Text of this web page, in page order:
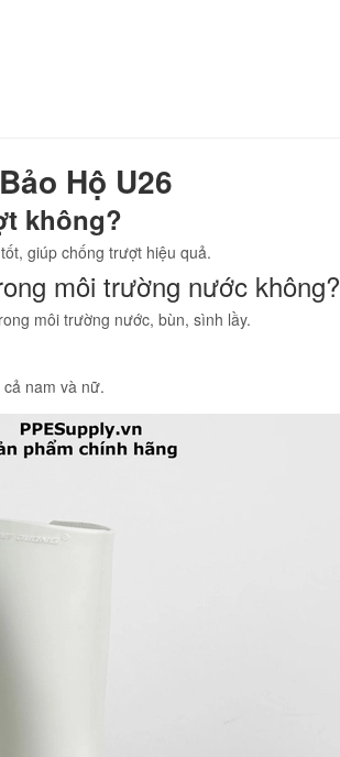
Hộ U26
không?
giúp chống trượt hiệu quả.
môi trường nước không?
môi trường nước, bùn, sình lầy.
nam và nữ.